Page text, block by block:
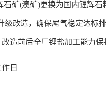
石矿(澳矿)更换为国内锂辉
级改造，确保尾气稳定达标
造前后全厂锂盐加工能力保
日